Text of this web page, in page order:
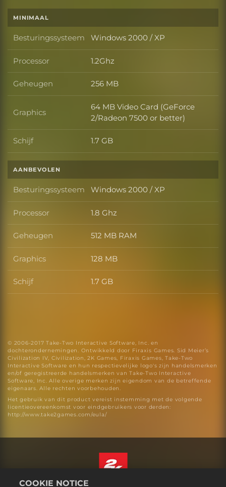
MINIMAAL
Besturingssysteem Besturingssysteem
Windows 2000 / XP
Processor Processor
1.2Ghz
Geheugen Geheugen
256 MB
Graphics Graphics
64 MB Video Card (GeForce
2/Radeon 7500 or better)
Schijf Schijf
1.7 GB
AANBEVOLEN
Besturingssysteem Besturingssysteem
Windows 2000 / XP
Processor Processor
1.8 Ghz
Geheugen Geheugen
512 MB RAM
Graphics Graphics
128 MB
Schijf Schijf
1.7 GB
© 2006-2017 Take-Two Interactive Software, Inc. en
dochterondernemingen. Ontwikkeld door Firaxis Games. Sid Meier’s
Civilization IV, Civilization, 2K Games, Firaxis Games, Take-Two
Interactive Software en hun respectievelijke logo's zijn handelsmerken
en/of geregistreerde handelsmerken van Take-Two Interactive
Software, Inc. Alle overige merken zijn eigendom van de betreffende
eigenaars. Alle rechten voorbehouden.
Het gebruik van dit product vereist instemming met de volgende
licentieovereenkomst voor eindgebruikers voor derden:
http://www.take2games.com/eula/
COOKIE NOTICE